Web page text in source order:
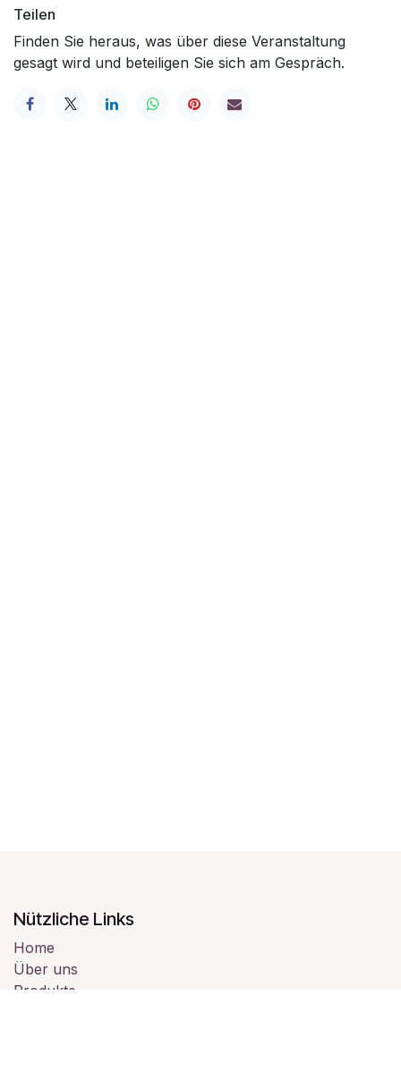
Teilen
Finden Sie heraus, was über diese Veranstaltung
gesagt wird und beteiligen Sie sich am Gespräch.
Nützliche Links
Home
Über uns
Produkte